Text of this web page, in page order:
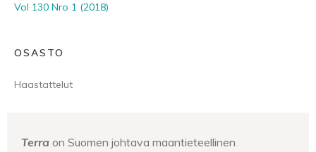
Vol 130 Nro 1 (2018)
OSASTO
Haastattelut
Terra on Suomen johtava maantieteellinen